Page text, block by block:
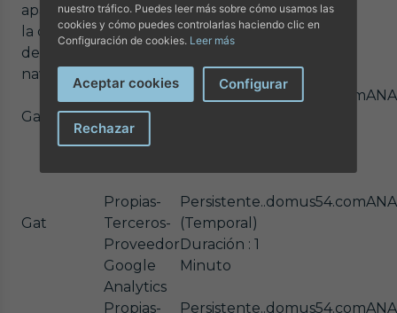
aparece en
la caché
del
navegador)
cookie una
vez
cookie)
Ga
Terceros-
Proveedor
Persistente.
.domus54.com
Gat
Propias-
Terceros-
Proveedor
Google
Analytics
Persistente.
(Temporal)
Duración : 1
Minuto
.domus54.com
Propias-
Persistente..domus54.com
nuestro tráfico. Puedes leer más sobre cómo usamos las
cookies y cómo puedes controlarlas haciendo clic en
Configuración de cookies. Leer más
Aceptar cookies Configurar
Rechazar